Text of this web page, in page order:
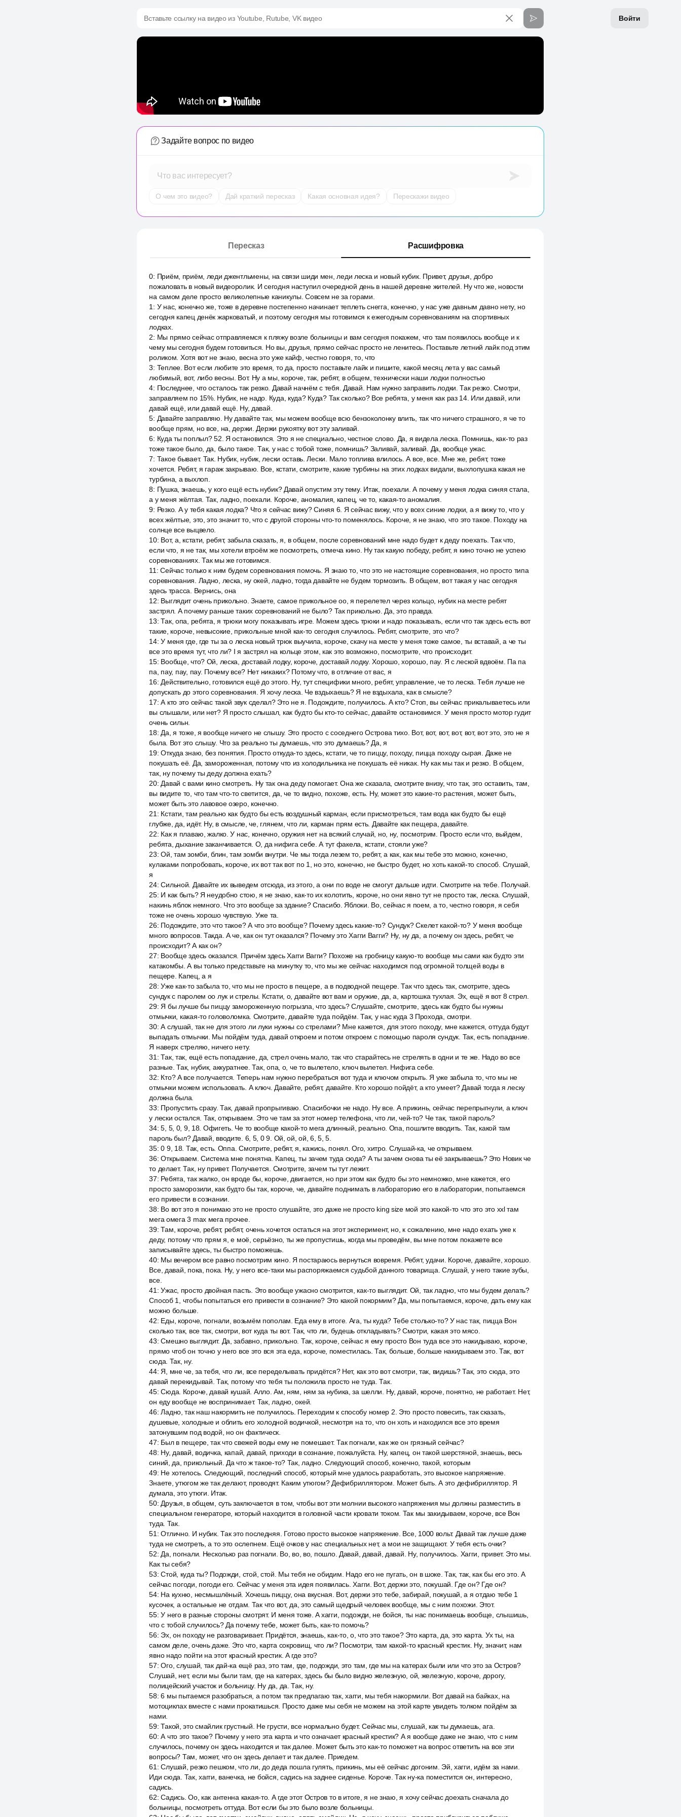
Войти
Вставьте ссылку на видео из Youtube, Rutube, VK видео
Задайте вопрос по видео
Что вас интересует?
О чем это видео? Дай краткий пересказ Какая основная идея? Перескажи видео
Пересказ Расшифровка
0: Приём, приём, леди джентльмены, на связи шиди мен, леди леска и новый кубик. Привет, друзья, добро
пожаловать в новый видеоролик. И сегодня наступил очередной день в нашей деревне жителей. Ну что же, новости
на самом деле просто великолепные каникулы. Совсем не за горами.
1 : У нас, конечно же, тоже в деревне постепенно начинает теплеть снегга, конечно, у нас уже давным давно нету, но
сегодня капец денёк жарковатый, и поэтому сегодня мы готовимся к ежегодным соревнованиям на спортивных
лодках.
2: Мы прямо сейчас отправляемся к пляжу возле больницы и вам сегодня покажем, что там появилось вообще и к
чему мы сегодня будем готовиться. Но вы, друзья, прямо сейчас просто не ленитесь. Поставьте летний лайк под этим
роликом. Хотя вот не знаю, весна это уже кайф, честно говоря, то, что
3: Теплее. Вот если любите это время, то да, просто поставьте лайк и пишите, какой месяц лета у вас самый
любимый, вот, либо весны. Вот. Ну а мы, короче, так, ребят, в общем, технически наши лодки полностью
4: Последнее, что осталось так резко. Давай начнём с тебя. Давай. Нам нужно заправить лодки. Так резко. Смотри,
заправляем по 15%. Нубик, не надо. Куда, куда? Куда? Так сколько? Все ребята, у меня как раз 14. Или давай, или
давай ещё, или давай ещё. Ну, давай.
5: Давайте заправляю. Ну давайте так, мы можем вообще всю бензоколонку влить, так что ничего страшного, я че то
вообще прям, но все, на, держи. Держи рукоятку вот эту заливай.
6: Куда ты поплыл? 52. Я остановился. Это я не специально, честное слово. Да, я видела леска. Помнишь, как-то раз
тоже такое было, да, было такое. Так, у нас с тобой тоже, помнишь? Заливай, заливай. Да, вообще ужас.
7: Такое бывает. Так. Нубик, нубик, лески оставь. Лески. Мало топлива влилось. А все, все. Мне же, ребят, тоже
хочется. Ребят, я гараж закрываю. Все, кстати, смотрите, какие турбины на этих лодках видали, выхлопушка какая не
турбина, а выхлоп.
8: Пушка, знаешь, у кого ещё есть нубик? Давай опустим эту тему. Итак, поехали. А почему у меня лодка синяя стала,
а у меня жёлтая. Так, ладно, поехали. Короче, аномалия, капец, че то, какая-то аномалия.
9: Резко. А у тебя какая лодка? Что я сейчас вижу? Синяя 6. Я сейчас вижу, что у всех синие лодки, а я вижу то, что у
всех жёлтые, это, это значит то, что с другой стороны что-то поменялось. Короче, я не знаю, что это такое. Походу на
солнце все выцвело.
10: Вот, а, кстати, ребят, забыла сказать, я, в общем, после соревнований мне надо будет к деду поехать. Так что,
если что, я не так, мы хотели втроём же посмотреть, отмеча кино. Ну так какую победу, ребят, я кино точно не успею
соревнованиях. Так мы же готовимся.
11 :Сейчас только к ним будем соревнования помочь. Я знаю то, что это не настоящие соревнования, но просто типа
соревнования. Ладно, леска, ну окей, ладно, тогда давайте не будем тормозить. В общем, вот такая у нас сегодня
здесь трасса. Вернись, она
12: Выглядит очень прикольно. Знаете, самое прикольное оо, я перелетел через кольцо, нубик на месте ребят
застрял. А почему раньше таких соревнований не было? Так прикольно. Да, это правда.
13:Так, опа, ребята, я трюки могу показывать игре. Можем здесь трюки и надо показывать, если что так здесь есть вот
такие, короче, невысокие, прикольные мной как-то сегодня случилось. Ребят, смотрите, это что?
14:У меня где, где ты за о леска новый трюк выучила, короче, скачу на месте у меня тоже самое, ты вставай, а че ты
все это время тут, что ли? I я застрял на кольце этом, как это возможно, посмотрите, что происходит.
15: Вообще, что? Ой, леска, доставай лодку, короче, доставай лодку. Хорошо, хорошо, пау. Я с леской вдвоём. Па па
па, пау, пау, пау. Почему все? Нет никаких? Потому что, в отличие от вас, я
16: Действительно, готовился ещё до этого. Ну, тут специфики много, ребят, управление, че то леска. Тебя лучше не
допускать до этого соревнования. Я хочу леска. Че вздыхаешь? Я не вздыхала, как в смысле?
17:А кто это сейчас такой звук сделал? Это не я. Подождите, получилось. А кто? Стоп, вы сейчас прикалываетесь или
вы слышали, или нет? Я просто слышал, как будто бы кто-то сейчас, давайте остановимся. У меня просто мотор гудит
очень сильн.
18: Да, я тоже, я вообще ничего не слышу. Это просто с соседнего Острова тихо. Вот, вот, вот, вот, вот, вот это, это не я
была. Вот это слышу. Что за реально ты думаешь, что это думаешь? Да, я
19:Откуда знаю, без понятия. Просто откуда-то здесь, кстати, че то пиццу, походу, пицца походу сырая. Даже не
покушать её. Да, замороженная, потому что из холодильника не покушать её никак. Ну как мы так и резко. В общем,
так, ну почему ты деду должна ехать?
20: Давай с вами кино смотреть. Ну так она деду помогает. Она же сказала, смотрите внизу, что так, это оставить, там,
вы видите то, что там что-то светится, да, че то видно, похоже, есть. Ну, может это какие-то растения, может быть,
может быть это лавовое озеро, конечно.
21 : Кстати, там реально как будто бы есть воздушный карман, если присмотреться, там вода как будто бы ещё
глубже, да, идёт. Ну, в смысле, че, глянем, что ли, карман прям есть. Давайте как пещера, давайте.
22: Как я плаваю, жалко. У нас, конечно, оружия нет на всякий случай, но, ну, посмотрим. Просто если что, выйдем,
ребята, дыхание заканчивается. О, да нифига себе. А тут факела, кстати, стояли уже?
23:Ой, там зомби, блин, там зомби внутри. Че мы тогда лезем то, ребят, а как, как мы тебе это можно, конечно,
кулаками попробовать, короче, их вот так вот по 1, но это, конечно, не быстро будет, но хоть какой-то способ. Слушай,
я
24:Сильной. Давайте их выведем отсюда, из этого, а они по воде не смогут дальше идти. Смотрите на тебе. Получай.
25: И как быть? Я неудобно стою, я не знаю, как-то их колотить, короче, но они явно тут не просто так, леска. Слушай,
накинь яблок немного. Что это вообще за здание? Спасибо. Яблоки. Во, сейчас я поем, а то, честно говоря, я себя
тоже не очень хорошо чувствую. Уже та.
26: Подождите, это что такое? А что это вообще? Почему здесь какие-то? Сундук? Скелет какой-то? У меня вообще
много вопросов. Такда. А че, как он тут оказался? Почему это Хагги Вагги? Ну, ну да, а почему он здесь, ребят, че
происходит? А как он?
27: Вообще здесь оказался. Причём здесь Хагги Вагги? Похоже на гробницу какую-то вообще мы сами как будто эти
катакомбы. А вы только представьте на минутку то, что мы же сейчас находимся под огромной толщей воды в
пещере. Капец, а я
28:Уже как-то забыла то, что мы не просто в пещере, а в подводной пещере. Так что здесь так, смотрите, здесь
сундук с паролем оо лук и стрелы. Кстати, о, давайте вот вам и оружие, да, а, картошка тухлая. Эх, ещё я вот 8 стрел.
29: Я бы лучше бы пиццу замороженную погрызла, что здесь? Слушайте, смотрите, здесь как будто бы нужны
отмычки, какая-то головоломка. Смотрите, давайте туда пойдём. Так, у нас куда 3 Прохода, смотри.
30:А слушай, так не для этого ли луки нужны со стрелами? Мне кажется, для этого походу, мне кажется, оттуда будут
выпадать отмычки. Мы пойдём туда, давай откроем и потом откроем с помощью пароля сундук. Так, есть попадание.
Я наверх стреляю, ничего нету.
31 :Так, так, ещё есть попадание, да, стрел очень мало, так что старайтесь не стрелять в одни и те же. Надо во все
разные. Так, нубик, аккуратнее. Так, опа, о, че то вылетело, ключ вылетел. Нифига себе.
32: Кто? А все получается. Теперь нам нужно перебраться вот туда и ключом открыть. Я уже забыла то, что мы не
отмычки можем использовать. А ключ. Давайте, ребят, давайте. Кто хорошо пойдёт, а кто умеет? Давай тогда я леску
должна была.
33: Пропустить сразу. Так, давай пропрыгиваю. Спасибочки не надо. Ну все. А прикинь, сейчас перепрыгнули, а ключ
у лески остался. Так, открываем. Это че там за этот номер телефона, что ли, чей-то? Че так, такой пароль?
34:5, 5, 0, 9, 18. Офигеть. Че то вообще какой-то мега длинный, реально. Опа, пошлите вводить. Так, какой там
пароль был? Давай, вводите. 6, 5, 0 9. Ой, ой, ой, 6, 5, 5.
35:0 9, 18. Так, есть. Оппа. Смотрите, ребят, я, кажись, понял. Ого, хитро. Слушай-ка, че открываем.
36:Открываем. Система мне понятна. Капец, ты зачем туда сюда? А ты зачем снова ты её закрываешь? Это Новик че
то делает. Так, ну привет. Получается. Смотрите, зачем ты тут лежит.
37: Ребята, так жалко, он вроде бы, короче, двигается, но при этом как будто бы это немножко, мне кажется, его
просто заморозили, как будто бы так, короче, че, давайте поднимать в лабораторию его в лаборатории, попытаемся
его привести в сознании.
38: Во вот это я понимаю это не просто слушайте, это даже не просто king size мой это какой-то что это это xxl там
мега омега 3 max мега прочее.
39:Там, короче, ребят, ребят, очень хочется остаться на этот эксперимент, но, к сожалению, мне надо ехать уже к
деду, потому что прям я, е моё, серьёзно, ты же пропустишь, когда мы проведём, вы мне потом покажете все
записывайте здесь, ты быстро поможешь.
40: Мы вечером все равно посмотрим кино. Я постараюсь вернуться вовремя. Ребят, удачи. Короче, давайте, хорошо.
Все, давай, пока, пока. Ну, у него все-таки мы распоряжаемся судьбой данного товарища. Слушай, у него такие зубы,
все.
41 :Ужас, просто двойная пасть. Это вообще ужасно смотрится, как-то выглядит. Ой, так ладно, что мы будем делать?
Способ 1, чтобы попытаться его привести в сознание? Это какой покормим? Да, мы попытаемся, короче, дать ему как
можно больше.
42: Еды, короче, погнали, возьмём пополам. Еда ему в итоге. Ага, ты куда? Тебе столько-то? У нас так, пицца Вон
сколько так, все так, смотри, вот куда ты вот. Так, что ли, будешь откладывать? Смотри, какая это мясо.
43:Смешно выглядит. Да, забавно, прикольно. Так, короче, сейчас я ему просто Вон туда все это накидываю, короче,
прямо чтоб он точно у него все это вся эта еда, короче, поместилась. Так, больше, больше накидываем это. Так, вот
сюда. Так, ну.
44: Я, мне че, за тебя, что ли, все переделывать придётся? Нет, как это вот смотри, так, видишь? Так, это сюда, это
давай перекидывай. Так, потому что тебя ты положила просто не туда. Так.
45:Сюда. Короче, давай кушай. Алло. Ам, ням, ням за нубика, за шелли. Ну, давай, короче, понятно, не работает. Нет,
он еду вообще не воспринимает. Так, ладно, окей.
46:Ладно, так наш накормить не получилось. Переходим к способу номер 2. Это просто повесить, так сказать,
душевые, холодные и облить его холодной водичкой, несмотря на то, что он хоть и находился все это время
затонувшим под водой, но он фактическ.
47: Был в пещере, так что свежей воды ему не помешает. Так погнали, как же он грязный сейчас?
48: Ну, давай, водичка, капай, давай, приходи в сознание, пожалуйста. Ну, капец, он такой шерстяной, знаешь, весь
синий, да, прикольный. Да что ж такое-то? Так, ладно. Следующий способ, конечно, такой, которым
49: Не хотелось. Следующий, последний способ, который мне удалось разработать, это высокое напряжение.
Знаете, утюгом же так делают, проводят. Каким утюгом? Дефибриллятором. Может быть. А это дефибриллятор. Я
думала, это утюги. Итак.
50: Друзья, в общем, суть заключается в том, чтобы вот эти молнии высокого напряжения мы должны разместить в
специальном генераторе, который находится в головной части кровати током. Так мы закидываем, короче, все Вон
туда. Так.
51 :Отлично. И нубик. Так это последняя. Готово просто высокое напряжение. Все, 1000 вольт. Давай так лучше даже
туда не смотреть, а то это ослепнем. Ещё очков у нас специальных нет, а мои не защищают. У тебя есть очки?
52: Да, погнали. Несколько раз погнали. Во, во, во, пошло. Давай, давай, давай. Ну, получилось. Хагги, привет. Это мы.
Как ты себя?
53:Стой, куда ты? Подожди, стой, стой. Мы тебя не обидим. Надо его не пугать, он в шоке. Так, так, как бы его это. А
сейчас погоди, погоди его. Сейчас у меня эта идея появилась. Хагги. Вот, держи это, покушай. Где он? Где он?
54: На кухню, несмышлёный. Хочешь пиццу, она вкусная. Вот, держи это тебе, забирай, покушай, а я отдаю тебе 1
кусочек, а остальные не отдам. Так что вот, да, это самый щедрый человек вообще, мы с ним похожи. Этот.
55:У него в разные стороны смотрят. И меня тоже. A хагги, подожди, не бойся, ты нас понимаешь вообще, слышишь,
что с тобой случилось? Да почему тебе, может быть, как-то помочь?
56: Эх, он походу не разговаривает. Придётся, знаешь, как-то, о, что это такое? Это карта, да, это карта. Ух ты, на
самом деле, очень даже. Это что, карта сокровищ, что ли? Посмотри, там какой-то красный крестик. Ну, значит, нам
явно надо пойти на этот красный крестик. А где это?
57:Ого, слушай, так дай-ка ещё раз, это там, где, подожди, это там, где мы на катерах были или что это за Остров?
Слушай, нет, если мы были там, где на катерах, здесь бы было видно железную, ой, железную, короче, дорогу,
полицейский участок и больницу. Ну да, да. Так, ну.
58:6 мы пытаемся разобраться, а потом так предлагаю так, хагги, мы тебя накормили. Вот давай на байках, на
мотоциклах вместе с нами прокатишься. Просто даже мы себя не можем на этой карте увидеть толком пойдём за
нами.
59:Такой, это смайлик грустный. Не грусти, все нормально будет. Сейчас мы, слушай, как ты думаешь, ага.
60:А что это такое? Почему у него эта карта и что означает красный крестик? А я вообще даже не знаю, что с ним
случилось, почему он здесь находится и так далее. Может быть это как-то поможет на вопрос ответить на все эти
вопросы? Там, может, что он здесь делает и так далее. Приедем.
61 :Слушай, резко пешком, что ли, до деда пошла гулять, прикинь, мы её сейчас догоним. Эй, хагги, идём за нами.
Иди сюда. Так, хагги, ванечка, не бойся, садись на заднее сиденье. Короче. Так ну-ка поместится он, интересно,
садись.
62:Садись. Оо, как антенна какая-то. А где этот Остров то в итоге, я не знаю, я хочу сейчас доехать сначала до
больницы, посмотреть оттуда. Вот если бы это было возле больницы.